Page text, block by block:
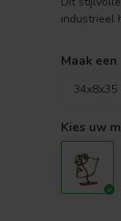
industrieel
Maak een
Kies uw